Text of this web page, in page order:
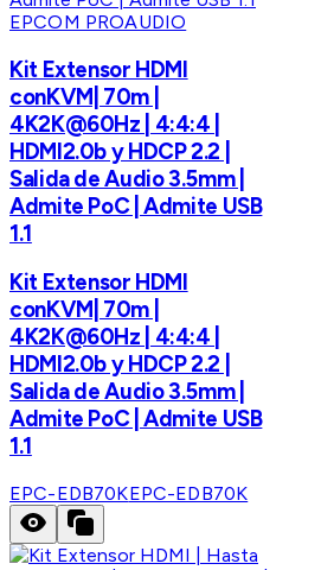
EPCOM PROAUDIO
Kit Extensor HDMI
conKVM| 70m |
4K2K@60Hz | 4:4:4 |
HDMI2.0b y HDCP 2.2 |
Salida de Audio 3.5mm |
Admite PoC | Admite USB
1.1
Kit Extensor HDMI
conKVM| 70m |
4K2K@60Hz | 4:4:4 |
HDMI2.0b y HDCP 2.2 |
Salida de Audio 3.5mm |
Admite PoC | Admite USB
1.1
EPC-EDB70KEPC-EDB70K